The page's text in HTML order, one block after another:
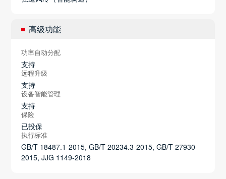
高级功能
功率自动分配
支持
远程升级
支持
设备智能管理
支持
保险
已投保
执行标准
GB/T 18487.1-2015, GB/T 20234.3-2015, GB/T 27930-
2015, JJG 1149-2018